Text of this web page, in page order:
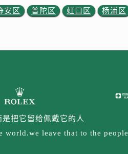
安区 普陀区 虹口区 杨浦区
把它留给佩戴它的人
world.we leave that to the people